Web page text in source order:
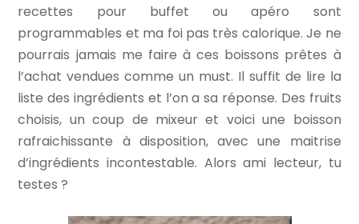
recettes pour buffet ou apéro sont
programmables et ma foi pas très calorique. Je ne
pourrais jamais me faire à ces boissons prêtes à
l’achat vendues comme un must. Il suffit de lire la
liste des ingrédients et l’on a sa réponse. Des fruits
choisis, un coup de mixeur et voici une boisson
rafraichissante à disposition, avec une maitrise
d’ingrédients incontestable. Alors ami lecteur, tu
testes ?